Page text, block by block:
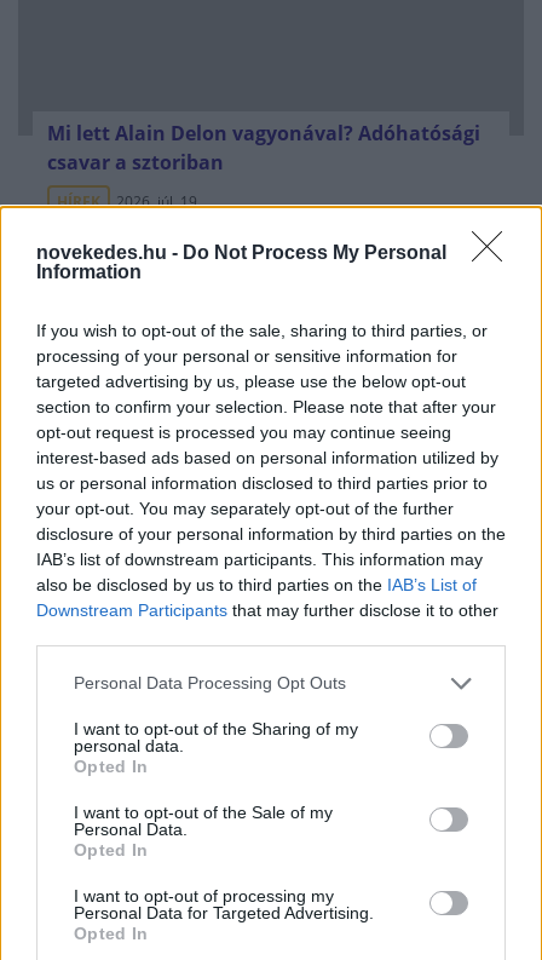
novekedes.hu - Do Not Process My Personal
Information
If you wish to opt-out of the sale, sharing to third parties, or
processing of your personal or sensitive information for
targeted advertising by us, please use the below opt-out
section to confirm your selection. Please note that after your
opt-out request is processed you may continue seeing
interest-based ads based on personal information utilized by
us or personal information disclosed to third parties prior to
your opt-out. You may separately opt-out of the further
disclosure of your personal information by third parties on the
IAB’s list of downstream participants. This information may
also be disclosed by us to third parties on the IAB’s List of
Downstream Participants that may further disclose it to other
Please note that this website/app uses one or more Google
not limited to your visit or usage behaviour. You may click to
grant or deny consent to Google and its third-party tags to
use your data for below specified purposes in below Google
consent section.
Personal Data Processing Opt Outs
I want to opt-out of the Sharing of my
personal data.
Opted In
I want to opt-out of the Sale of my
Personal Data.
Opted In
I want to opt-out of processing my
Personal Data for Targeted Advertising.
Opted In
Mi lett Alain Delon vagyonával? Adóhatósági
csavar a sztoriban
HÍREK 2026. júl. 19.
Csak egy válsággal lehet megfosztani a
dollárt a pénzügyi tróntól!
PÉNZÜGY 33 perce
Trump belső köreiben is pánikolnak a
fegyverhiány miatt
Digitális nyugta: kiadta az első
hardveralapú e-pénztárgép engedélyét a